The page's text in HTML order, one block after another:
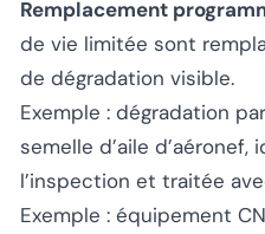
Remplacement
de vie limitée sont
de dégradation visible.
Exemple : dégradation
semelle d’aile
l’inspection et traitée
Exemple : équipement